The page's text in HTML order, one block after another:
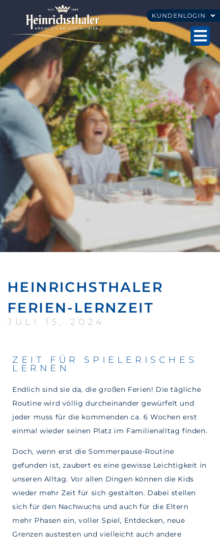
KUNDENLOGIN
HEINRICHSTHALER
FERIEN-LERNZEIT
JULI 15, 2024
ZEIT FÜR SPIELERISCHES
LERNEN
Endlich sind sie da, die großen Ferien! Die tägliche
Routine wird völlig durcheinander gewürfelt und
jeder muss für die kommenden ca. 6 Wochen erst
einmal wieder seinen Platz im Familienalltag finden.
Doch, wenn erst die Sommerpause-Routine
gefunden ist, zaubert es eine gewisse Leichtigkeit in
unseren Alltag. Vor allen Dingen können die Kids
wieder mehr Zeit für sich gestalten. Dabei stellen
sich für den Nachwuchs und auch für die Eltern
mehr Phasen ein, voller Spiel, Entdecken, neue
Grenzen austesten und vielleicht auch andere